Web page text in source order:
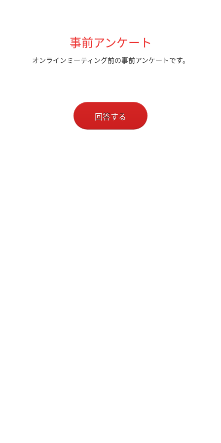
事前アンケート
オンラインミーティング前の事前アンケートです。
回答する